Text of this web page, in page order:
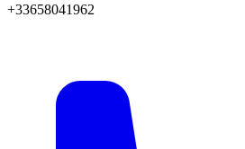
+33658041962